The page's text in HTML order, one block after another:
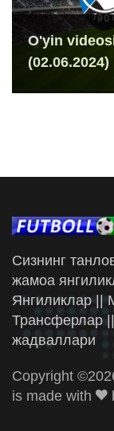
O'yin
(02.06.2024)
Сизнинг
жамоа
Янгиликлар ||
Трансферлар
жадваллари
Copyright ©
is made with